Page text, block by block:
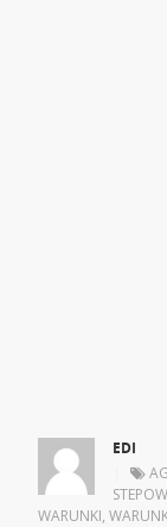
EDI
WARUNKI,